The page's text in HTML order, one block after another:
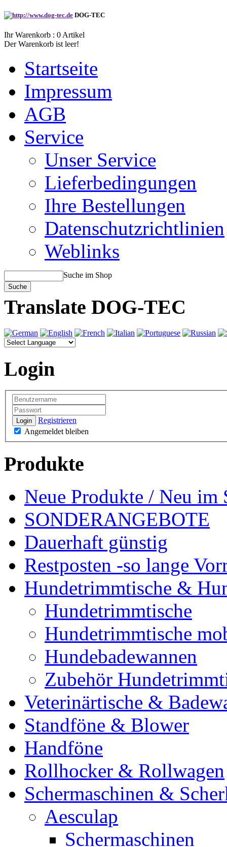
DOG-TEC
Ihr Warenkorb : 0 Artikel
Der Warenkorb ist leer!
Startseite
Impressum
AGB
Service
Unser Service
Lieferbedingungen
Ihre Bestellungen
Datenschutzrichtlinien
Weblinks
Suche im Shop
Translate DOG-TEC
Login
Login
Registrieren
Angemeldet bleiben
Produkte
Neue Produkte / Neu im
SONDERANGEBOTE
Dauerhaft günstig
Restposten -so lange
Hundetrimmtische &
Hundetrimmtische
Hundetrimmtische
Hundebadewannen
Zubehör
Veterinärtische &
Standföne & Blower
Handföne
Rollhocker & Rollwagen
Schermaschinen &
Aesculap
Schermaschinen